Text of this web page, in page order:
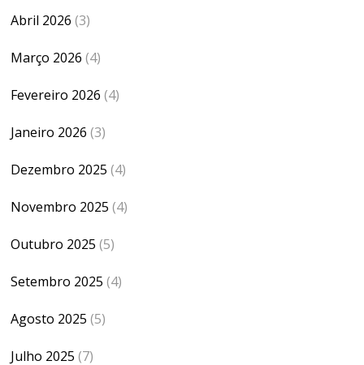
Abril 2026 (3)
Março 2026 (4)
Fevereiro 2026 (4)
Janeiro 2026 (3)
Dezembro 2025 (4)
Novembro 2025 (4)
Outubro 2025 (5)
Setembro 2025 (4)
Agosto 2025 (5)
Julho 2025 (7)